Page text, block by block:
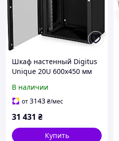
Шкаф настенный Digitus
Unique 20U 600x450 мм
В наличии
от3143₴/мес
31 431 ₴
Купить